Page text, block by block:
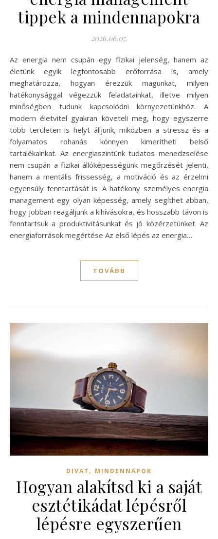
tippek a mindennapokra
2026.06.07.
Az energia nem csupán egy fizikai jelenség, hanem az
életünk egyik legfontosabb erőforrása is, amely
meghatározza, hogyan érezzük magunkat, milyen
hatékonysággal végezzük feladatainkat, illetve milyen
minőségben tudunk kapcsolódni környezetünkhöz. A
modern életvitel gyakran követeli meg, hogy egyszerre
több területen is helyt álljunk, miközben a stressz és a
folyamatos rohanás könnyen kimerítheti belső
tartalékainkat. Az energiaszintünk tudatos menedzselése
nem csupán a fizikai állóképességünk megőrzését jelenti,
hanem a mentális frissesség, a motiváció és az érzelmi
egyensúly fenntartását is. A hatékony személyes energia
management egy olyan képesség, amely segíthet abban,
hogy jobban reagáljunk a kihívásokra, és hosszabb távon is
fenntartsuk a produktivitásunkat és jó közérzetünket. Az
energiaforrások megértése Az első lépés az energia…
TOVÁBB
DIVAT , MINDENNAPOK
Hogyan alakítsd ki a saját
esztétikádat lépésről
lépésre egyszerűen